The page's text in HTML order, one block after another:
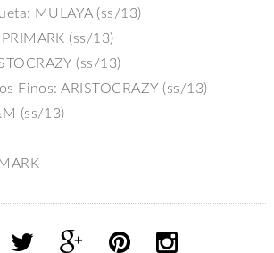
MULAYA (ss/13)
(ss/13)
(ss/13)
Finos: ARISTOCRAZY (ss/13)
(ss/13)